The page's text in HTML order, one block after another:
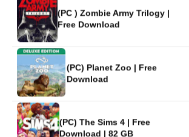
(PC ) Zombie Army Trilogy |
Free Download
(PC) Planet Zoo | Free
Download
(PC) The Sims 4 | Free
Download | 82 GB